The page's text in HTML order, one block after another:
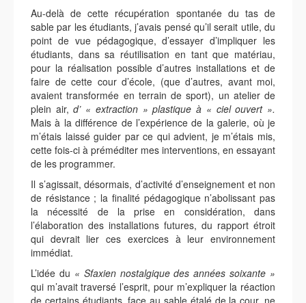
Au-delà de cette récupération spontanée du tas de
sable par les étudiants, j’avais pensé qu’il serait utile, du
point de vue pédagogique, d’essayer d’impliquer les
étudiants, dans sa réutilisation en tant que matériau,
pour la réalisation possible d’autres installations et de
faire de cette cour d’école, (que d’autres, avant moi,
avaient transformée en terrain de sport), un atelier de
plein air,d’ « extraction » plastique à « ciel ouvert ».
Mais à la différence de l’expérience de la galerie, où je
m’étais laissé guider par ce qui advient, je m’étais mis,
cette fois-ci à préméditer mes interventions, en essayant
de les programmer.
Il s’agissait, désormais, d’activité d’enseignement et non
de résistance ; la finalité pédagogique n’abolissant pas
la nécessité de la prise en considération, dans
l’élaboration des installations futures, du rapport étroit
qui devrait lier ces exercices à leur environnement
immédiat.
L’idée du « Sfaxien nostalgique des années soixante »
qui m’avait traversé l’esprit, pour m’expliquer la réaction
de certains étudiants, face au sable étalé de la cour, ne